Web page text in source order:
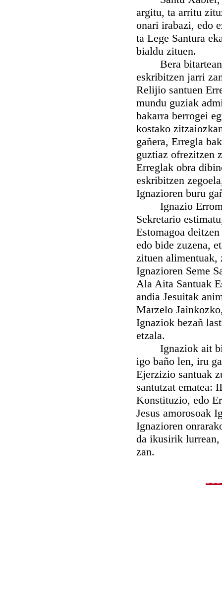
argitu, ta arritu
onari irabazi, edo
ta Lege Santura
bialdu zituen.
Bera bitartean
eskribitzen jarri
Relijio santuen
mundu guziak
bakarra berrogei
kostako
gañera, Erregla
guztiaz ofrezitzen
Erreglak obra
eskribitzen
Ignazioren buru
Ignazio
Sekretario
Estomagoa
edo bide zuzena,
zituen alimentuak,
Ignazioren Seme
Ala Aita Santuak
andia Jesuitak
Marzelo
Ignaziok bezañ
etzala.
Ignaziok ait
igo baño len, iru
Ejerzizio santuak
santutzat ematea:
Konstituzio, edo
Jesus amorosoak
Ignazioren
da ikusirik
zan.